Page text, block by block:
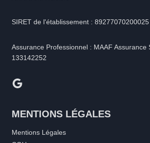
SIRET de l'établissement : 89277070200025
Assurance Professionnel : MAAF Assurance
133142252
Google
MENTIONS LÉGALES
Mentions Légales